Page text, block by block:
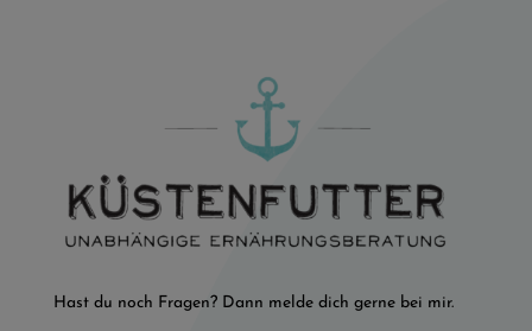
Hast du noch Fragen? Dann melde dich gerne bei mir.